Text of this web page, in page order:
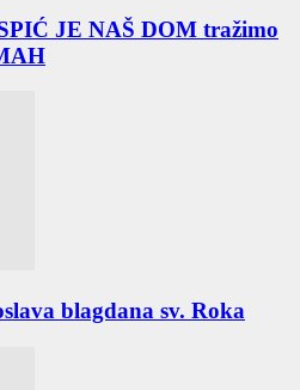
JE NAŠ DOM tražimo
blagdana sv. Roka